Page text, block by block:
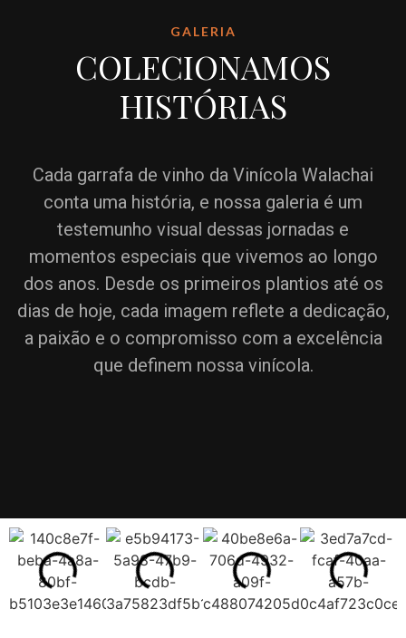
GALERIA
COLECIONAMOS
HISTÓRIAS
Cada garrafa de vinho da Vinícola Walachai
conta uma história, e nossa galeria é um
testemunho visual dessas jornadas e
momentos especiais que vivemos ao longo
dos anos. Desde os primeiros plantios até os
dias de hoje, cada imagem reflete a dedicação,
a paixão e o compromisso com a excelência
que definem nossa vinícola.